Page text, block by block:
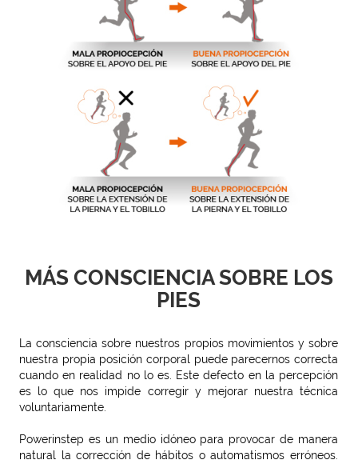
MÁS CONSCIENCIA SOBRE LOS
PIES
La consciencia sobre nuestros propios movimientos y sobre
nuestra propia posición corporal puede parecernos correcta
cuando en realidad no lo es. Este defecto en la percepción
es lo que nos impide corregir y mejorar nuestra técnica
voluntariamente.
Powerinstep es un medio idóneo para provocar de manera
natural la corrección de hábitos o automatismos erróneos.